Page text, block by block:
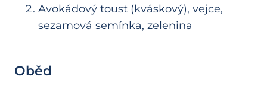
Avokádový toust (kváskový), vejce,
sezamová semínka, zelenina
Oběd